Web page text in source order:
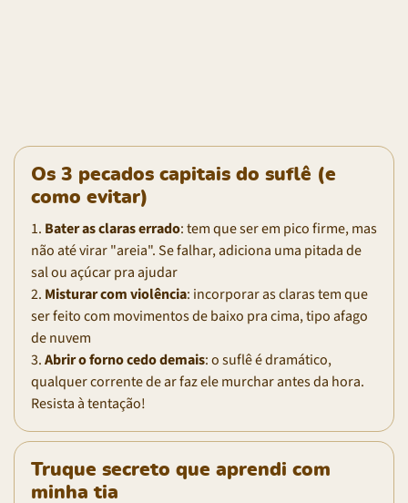
Os 3 pecados capitais do suflê (e
como evitar)
1. Bater as claras errado: tem que ser em pico firme, mas
não até virar "areia". Se falhar, adiciona uma pitada de
sal ou açúcar pra ajudar
2. Misturar com violência: incorporar as claras tem que
ser feito com movimentos de baixo pra cima, tipo afago
de nuvem
3.Abrir o forno cedo demais: o suflê é dramático,
qualquer corrente de ar faz ele murchar antes da hora.
Resista à tentação!
Truque secreto que aprendi com
minha tia